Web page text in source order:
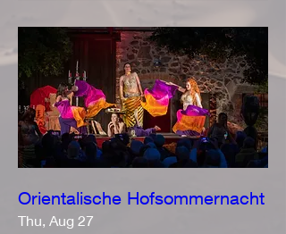
Orientalische Hofsommernacht
Thu, Aug 27